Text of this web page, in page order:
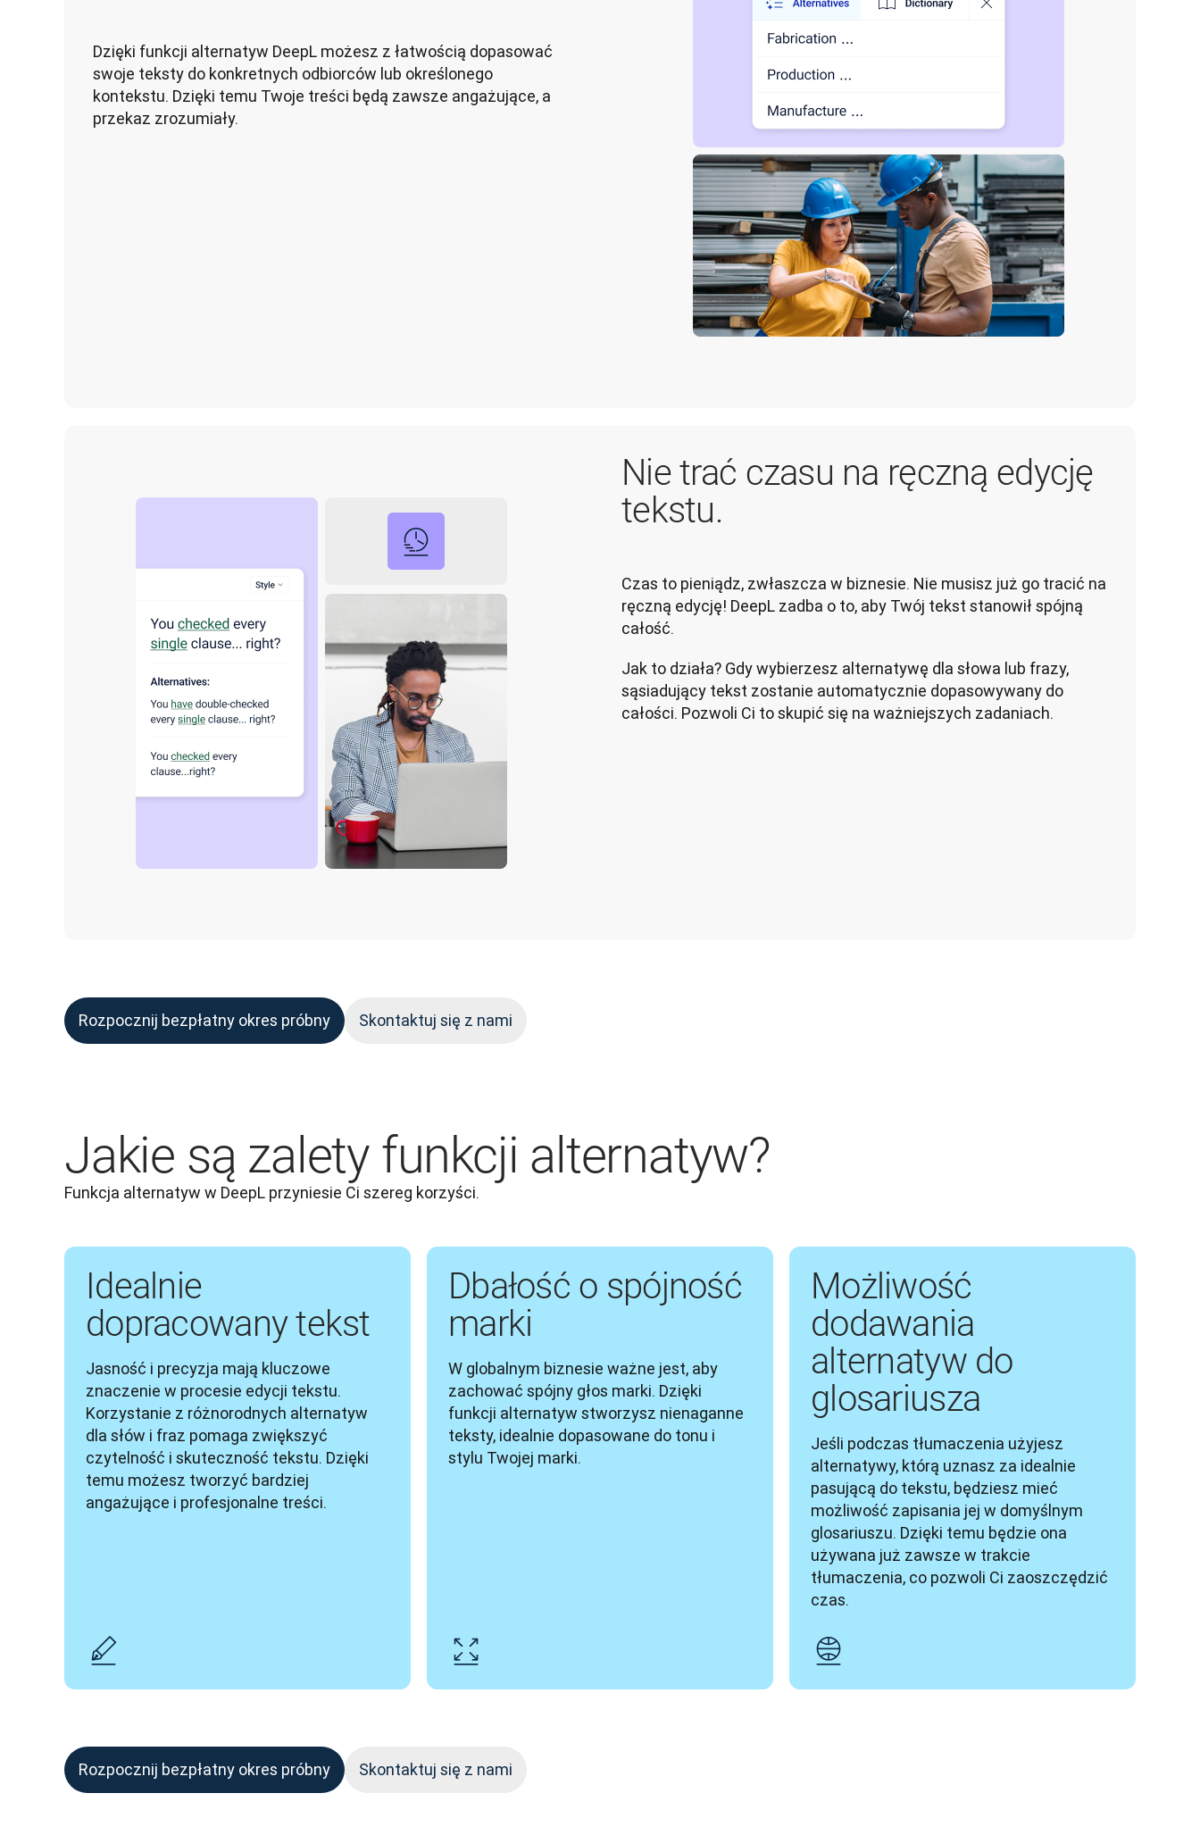
Dzięki funkcji alternatyw DeepL możesz z łatwością dopasować
swoje teksty do konkretnych odbiorców lub określonego
kontekstu. Dzięki temu Twoje treści będą zawsze angażujące, a
przekaz zrozumiały.
Nie trać czasu na ręczną edycję
tekstu.
Czas to pieniądz, zwłaszcza w biznesie. Nie musisz już go tracić na
ręczną edycję! DeepL zadba o to, aby Twój tekst stanowił spójną
całość.
Jak to działa? Gdy wybierzesz alternatywę dla słowa lub frazy,
sąsiadujący tekst zostanie automatycznie dopasowywany do
całości. Pozwoli Ci to skupić się na ważniejszych zadaniach.
Rozpocznij bezpłatny okres próbny Skontaktuj się z nami
Jakie są zalety funkcji alternatyw?
Funkcja alternatyw w DeepL przyniesie Ci szereg korzyści.
Idealnie
dopracowany tekst
Jasność i precyzja mają kluczowe
znaczenie w procesie edycji tekstu.
Korzystanie z różnorodnych alternatyw
dla słów i fraz pomaga zwiększyć
czytelność i skuteczność tekstu. Dzięki
temu możesz tworzyć bardziej
angażujące i profesjonalne treści.
Dbałość o spójność
marki
W globalnym biznesie ważne jest, aby
zachować spójny głos marki. Dzięki
funkcji alternatyw stworzysz nienaganne
teksty, idealnie dopasowane do tonu i
stylu Twojej marki.
Możliwość
dodawania
alternatyw do
glosariusza
Jeśli podczas tłumaczenia użyjesz
alternatywy, którą uznasz za idealnie
pasującą do tekstu, będziesz mieć
możliwość zapisania jej w domyślnym
glosariuszu. Dzięki temu będzie ona
używana już zawsze w trakcie
tłumaczenia, co pozwoli Ci zaoszczędzić
czas.
Rozpocznij bezpłatny okres próbny Skontaktuj się z nami